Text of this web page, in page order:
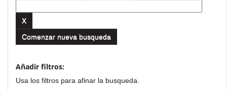
Comenzar nueva busqueda
Añadir filtros:
Usa los filtros para afinar la busqueda.